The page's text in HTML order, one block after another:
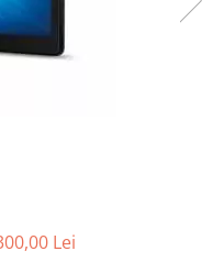
Lei